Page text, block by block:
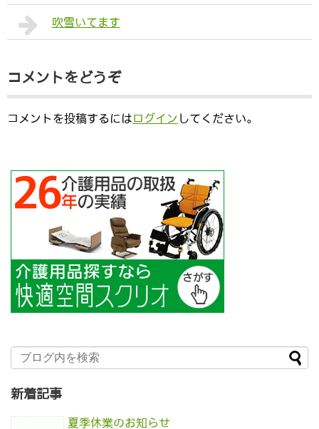
吹雪いてます
コメントをどうぞ
コメントを投稿するにはログイン してください。
新着記事
夏季休業のお知らせ